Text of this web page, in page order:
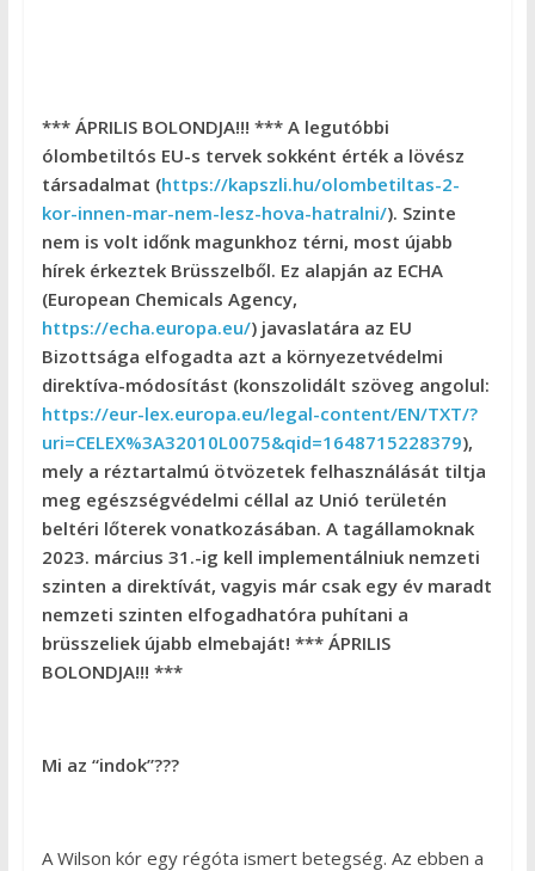
*** ÁPRILIS BOLONDJA!!! *** A legutóbbi
ólombetiltós EU-s tervek sokként érték a lövész
társadalmat (https://kapszli.hu/olombetiltas-2-
kor-innen-mar-nem-lesz-hova-hatralni/). Szinte
nem is volt időnk magunkhoz térni, most újabb
hírek érkeztek Brüsszelből. Ez alapján az ECHA
(European Chemicals Agency,
https://echa.europa.eu/) javaslatára az EU
Bizottsága elfogadta azt a környezetvédelmi
direktíva-módosítást (konszolidált szöveg angolul:
https://eur-lex.europa.eu/legal-content/EN/TXT/?
uri=CELEX%3A32010L0075&qid=1648715228379),
mely a réztartalmú ötvözetek felhasználását tiltja
meg egészségvédelmi céllal az Unió területén
beltéri lőterek vonatkozásában. A tagállamoknak
2023. március 31.-ig kell implementálniuk nemzeti
szinten a direktívát, vagyis már csak egy év maradt
nemzeti szinten elfogadhatóra puhítani a
brüsszeliek újabb elmebaját! *** ÁPRILIS
BOLONDJA!!! ***
Mi az “indok”???
A Wilson kór egy régóta ismert betegség. Az ebben a